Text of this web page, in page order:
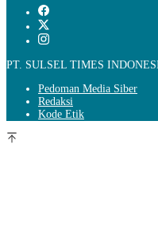
PT. SULSEL TIMES
Pedoman Media Siber
Redaksi
Kode Etik